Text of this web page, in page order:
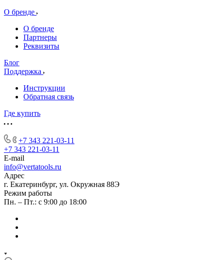
О бренде
О бренде
Партнеры
Реквизиты
Блог
Поддержка
Инструкции
Обратная связь
Где купить
+7 343 221-03-11
+7 343 221-03-11
E-mail
info@vertatools.ru
Адрес
г. Екатеринбург, ул. Окружная 88Э
Режим работы
Пн. – Пт.: с 9:00 до 18:00